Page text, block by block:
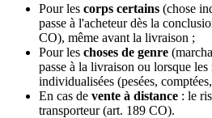
Pour les corps certains (chose
passe à l'acheteur dès la
CO), même avant la livraison ;
Pour les choses de genre
passe à la livraison ou lorsque les
individualisées (pesées,
En cas de vente à distance : le
transporteur (art. 189 CO).